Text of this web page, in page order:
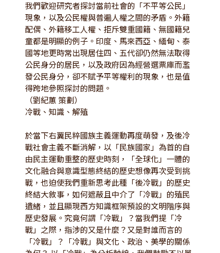
我們歡迎研究者探討當前社會的「不平等公民」
現象，以及公民權與普遍人權之間的矛盾。外籍
配偶、外籍移工人權、拒斥雙重國籍、無國籍兒
童都是明顯的例子。印度、馬來西亞、緬甸、泰
國等地更時常出現居住四、五代卻仍然無法取得
公民身分的居民，以及政府因為經營選票庫而濫
發公民身分，卻不賦予平等權利的現象，也是值
得跨地參照探討的問題。
（劉紀蕙 策劃）
冷戰、知識、解殖
於當下右翼民粹國族主義運動再度萌發，及後冷
戰社會主義不斷消解，以「民族國家」為首的自
由民主運動重整的歷史時刻，「全球化」一體的
文化融合與意識型態終結的歷史想像再次受到挑
戰，也迫使我們重新思考此種「後冷戰」的歷史
終結大敘事，如何遮蔽且中介了「冷戰」的殖民
遺緒，並且顯現西方知識框架預設的文明階序與
歷史發展。究竟何謂「冷戰」？當我們提「冷
戰」之際，指涉的又是什麼？又是對誰而言的
「冷戰」？「冷戰」與文化、政治、美學的關係